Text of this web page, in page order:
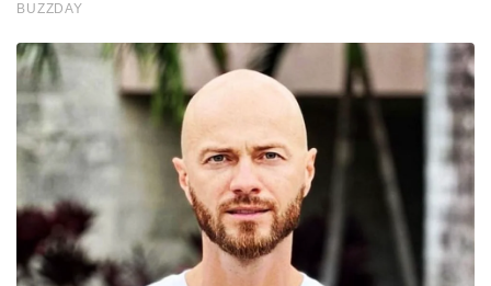
BUZZDAY